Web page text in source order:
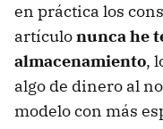
en práctica los
artículonunca he
almacenamiento,
algo de dinero al
modelo con más